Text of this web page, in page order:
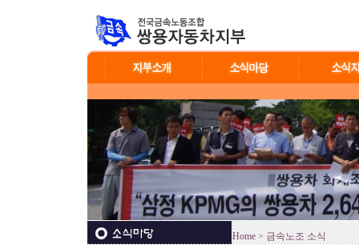
Home > 금속노조 소식